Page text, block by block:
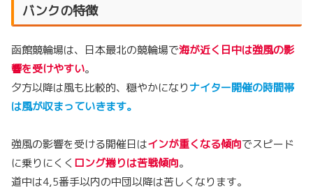
バンクの特徴
函館競輪場は、日本最北の競輪場で海が近く日中は強風の影
響を受けやすい。
夕方以降は風も比較的、穏やかになりナイター開催の時間帯
は風が収まっていきます。
強風の影響を受ける開催日はインが重くなる傾向でスピード
に乗りにくく ロング捲りは苦戦傾向。
道中は4,5番手以内の中団以降は苦しくなります。